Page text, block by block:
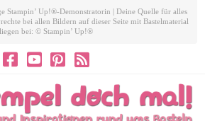
Stampin’ Up!®-Demonstratorin | Deine Quelle für alles
bei allen Bildern auf dieser Seite mit Bastelmaterial
liegen bei: © Stampin’ Up!®